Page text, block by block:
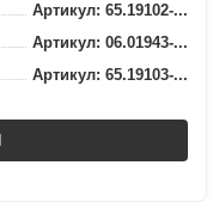
Артикул: 65.19102-...
Артикул: 06.01943-...
Артикул: 65.19103-...